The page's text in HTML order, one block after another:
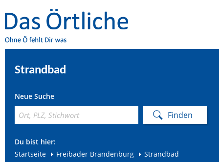
Strandbad
Neue Suche
Du bist hier:
Startseite
Freibäder Brandenburg Strandbad